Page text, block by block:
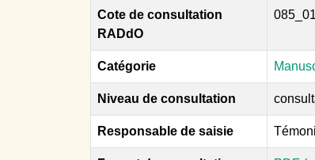
Cote de consultation
RADdO
Catégorie
Niveau de consultation
Responsable de saisie